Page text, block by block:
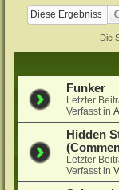
Die
Funker
Letzter
Verfasst in
Hidden
Letzter
Verfasst in